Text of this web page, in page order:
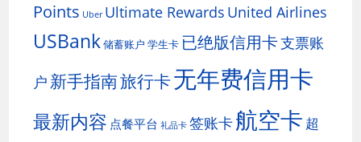
Points Uber Ultimate Rewards United Airlines
USBank储蓄账户 学生卡 已绝版信用卡支票账
户 新手指南旅行卡无年费信用卡
最新内容 点餐平台 礼品卡 签账卡航空卡 超